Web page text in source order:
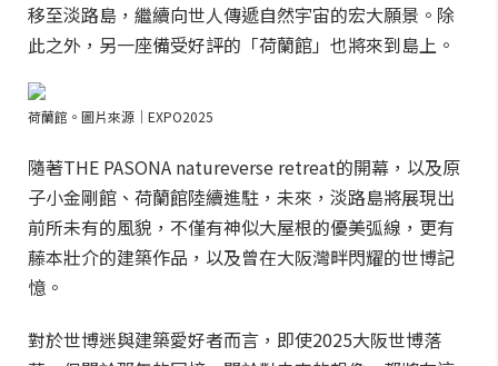
移至淡路島，繼續向世人傳遞自然宇宙的宏大願景。除
此之外，另一座備受好評的「荷蘭館」也將來到島上。
荷蘭館。圖片來源｜EXPO2025
隨著THE PASONA natureverse retreat的開幕，以及原
子小金剛館、荷蘭館陸續進駐，未來，淡路島將展現出
前所未有的風貌，不僅有神似大屋根的優美弧線，更有
藤本壯介的建築作品，以及曾在大阪灣畔閃耀的世博記
憶。
對於世博迷與建築愛好者而言，即使2025大阪世博落